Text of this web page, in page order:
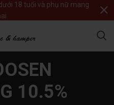
10.5%
18 tuổi và phụ nữ mang